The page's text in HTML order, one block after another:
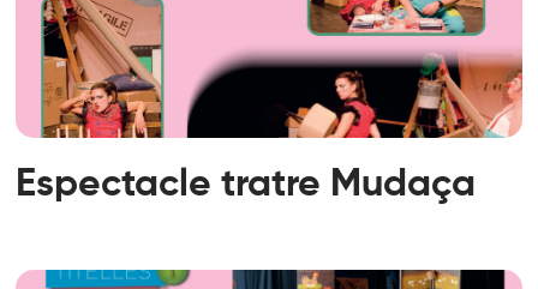
Espectacle tratre Mudaça